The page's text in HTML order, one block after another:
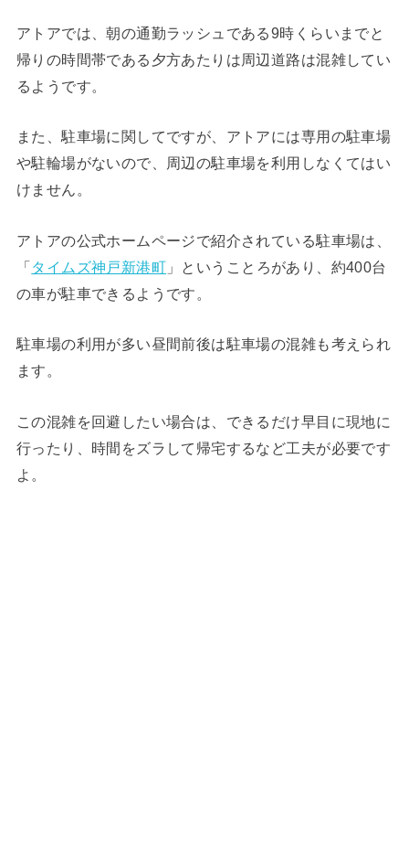
アトアでは、朝の通勤ラッシュである9時くらいまでと
帰りの時間帯である夕方あたりは周辺道路は混雑してい
るようです。
また、駐車場に関してですが、アトアには専用の駐車場
や駐輪場がないので、周辺の駐車場を利用しなくてはい
けません。
アトアの公式ホームページで紹介されている駐車場は、
「タイムズ神戸新港町 」ということろがあり、約400台
の車が駐車できるようです。
駐車場の利用が多い昼間前後は駐車場の混雑も考えられ
ます。
この混雑を回避したい場合は、できるだけ早目に現地に
行ったり、時間をズラして帰宅するなど工夫が必要です
よ。